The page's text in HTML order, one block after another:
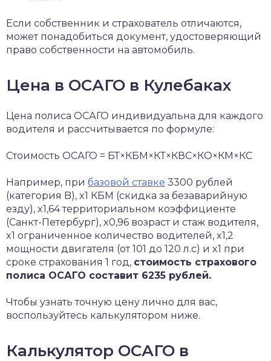
Если собственник и страхователь отличаются,
может понадобиться документ, удостоверяющий
право собственности на автомобиль.
Цена в ОСАГО в Кулебаках
Цена полиса ОСАГО индивидуальна для каждого
водителя и рассчитывается по формуле:
Стоимость ОСАГО = БТ×КБМ×КТ×КВС×КО×КМ×КС
Например, при базовой ставке 3300 рублей
(категория B), x1 КБМ (скидка за безаварийную
езду), x1,64 территориальном коэффициенте
(Санкт-Петербург), x0,96 возраст и стаж водителя,
x1 ограниченное количество водителей, x1,2
мощности двигателя (от 101 до 120 л.с) и x1 при
сроке страхования 1 год, стоимость страхового
полиса ОСАГО составит 6235 рублей.
Чтобы узнать точную цену лично для вас,
воспользуйтесь калькулятором ниже.
Калькулятор ОСАГО в